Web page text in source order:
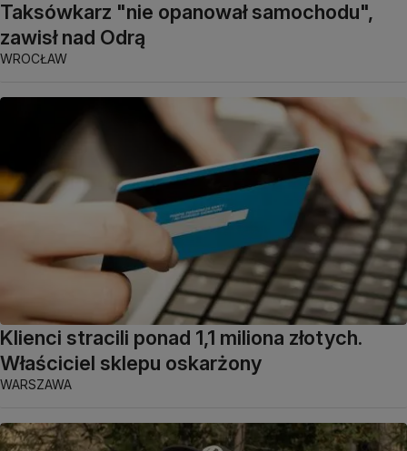
Taksówkarz "nie opanował samochodu",
zawisł nad Odrą
WROCŁAW
Klienci stracili ponad 1,1 miliona złotych.
Właściciel sklepu oskarżony
WARSZAWA